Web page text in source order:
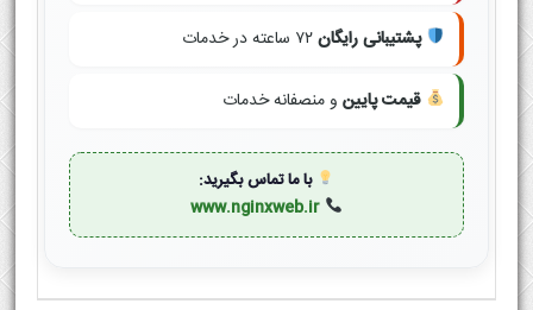
پشتیبانی رایگان۷۲ ساعته در خدمات
قیمت پایین و منصفانه خدمات
با ما تماس بگیرید:
www.nginxweb.ir